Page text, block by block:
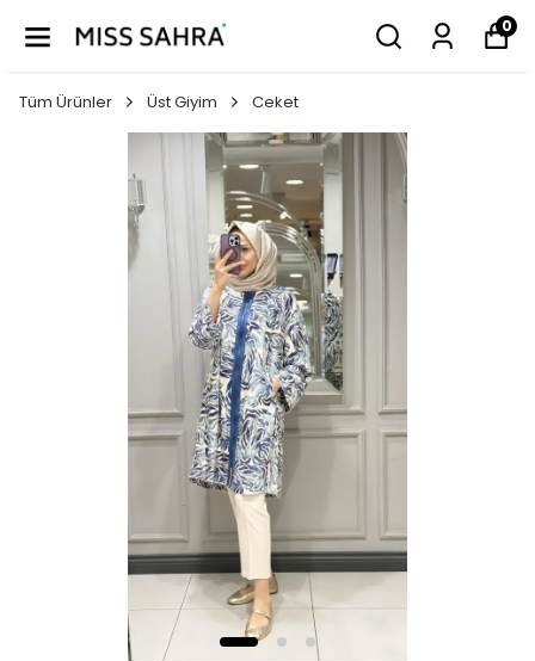
0
Tüm Ürünler Üst Giyim Ceket